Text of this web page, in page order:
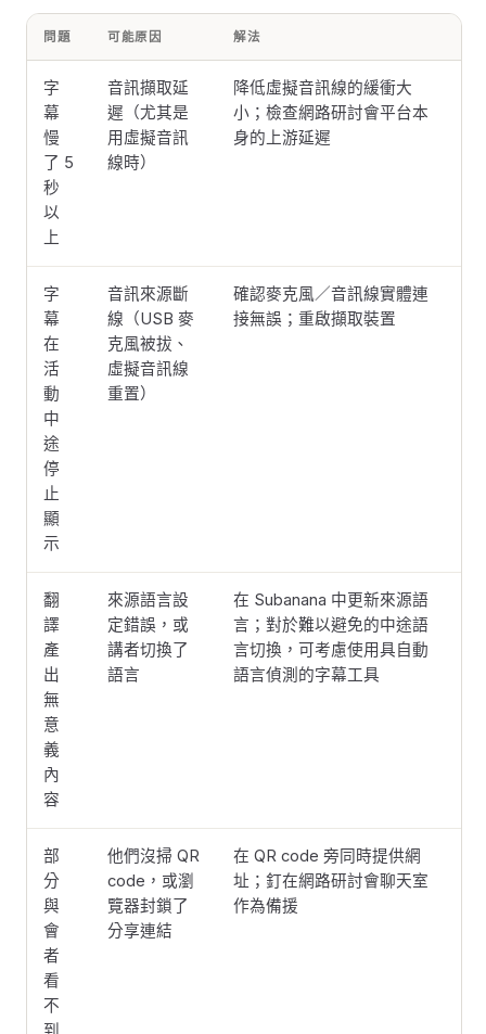
問題 可能原因 解法
字
幕
慢
了 5
秒
以
上
音訊擷取延
遲（尤其是
用虛擬音訊
線時）
降低虛擬音訊線的緩衝大
小；檢查網路研討會平台本
身的上游延遲
字
幕
在
活
動
中
途
停
止
顯
示
音訊來源斷
線（USB 麥
克風被拔、
虛擬音訊線
重置）
確認麥克風／音訊線實體連
接無誤；重啟擷取裝置
翻
譯
產
出
無
意
義
內
容
來源語言設
定錯誤，或
講者切換了
語言
在 Subanana 中更新來源語
言；對於難以避免的中途語
言切換，可考慮使用具自動
語言偵測的字幕工具
部
分
與
會
者
看
不
他們沒掃 QR
code，或瀏
覽器封鎖了
分享連結
在 QR code 旁同時提供網
址；釘在網路研討會聊天室
作為備援